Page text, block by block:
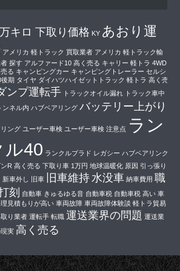
キロ 下取り価格 KY あおり運
アメリカ 軽トラック 買取業者 アメリカ 軽トラック輸
探す アルファード10 高く売る キャリー 軽トラ 4WD
る キャンピングカー キャンピングトレーラー セルシ
後期 タイヤ ダイハツハイゼットトラック 軽トラ 高く売
ンプ運転手 トラックオイル漏れ トラック車中
ンネル内 ハブベアリング バッテリー上がり
ング ユーザー車検 ユーザー車検 注意点 ラン
ル40 ランクルプラド レガシー ハブベアリング
R 高く売る 下取り車 1万円 地球温暖化 原因 引っ張り
新車外し 旧車 旧車維持水没車 納車費用 職
刻
自動車 きゅるゆる音 自動車税 自動車税 高い 車
見積もりが高い 車両故障 車両故障体験談 軽トラ貿易
り業者 運転手 転職 運送業界の問題 運送業
実 高く売る